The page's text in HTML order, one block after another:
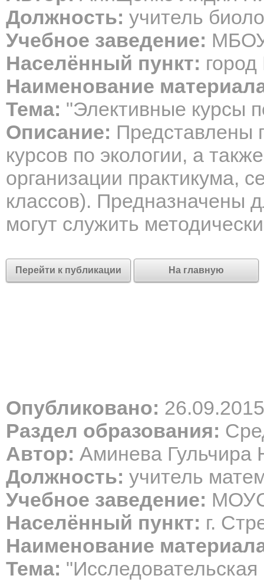
Должность: учитель
Учебное заведение:
Населённый пункт:
Наименование
Тема: "Элективные курсы
Описание: Представлены
курсов по экологии, а
организации практикума,
классов). Предназначены
могут служить
Перейти к публикации На главную
Опубликовано: 26.09.2015
Раздел образования:
Автор: Аминева Гульчира
Должность: учитель
Учебное заведение:
Населённый пункт: г.
Наименование
Тема: